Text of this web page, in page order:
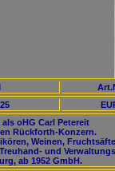
oHG Carl Petereit
Rückforth-Konzern.
Weinen,
und
ab 1952 GmbH.